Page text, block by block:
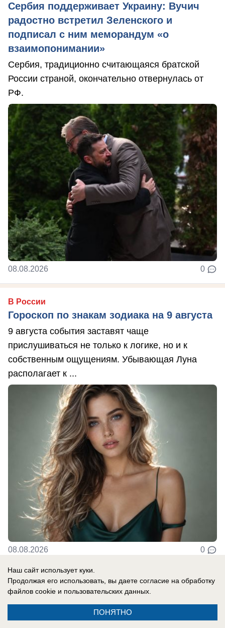
Сербия поддерживает Украину: Вучич
радостно встретил Зеленского и
подписал с ним меморандум «о
взаимопонимании»
Сербия, традиционно считающаяся братской
России страной, окончательно отвернулась от
РФ.
08.08.2026 0
В России
Гороскоп по знакам зодиака на 9 августа
9 августа события заставят чаще
прислушиваться не только к логике, но и к
собственным ощущениям. Убывающая Луна
располагает к ...
08.08.2026 0
В России
Одесса в огне: ВС РФ уничтожают
украинские корабли и порты
Наш сайт использует куки.
Продолжая его использовать, вы даете согласие на обработку
файлов cookie и пользовательских данных.
ПОНЯТНО